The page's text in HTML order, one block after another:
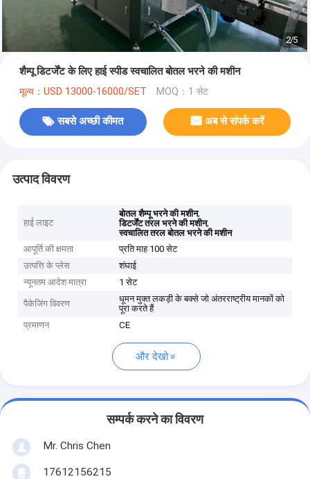
2/5
शैम्पू डिटर्जेंट के लिए हाई स्पीड स्वचालित बोतल भरने की मशीन
मूल्य：USD 13000-16000/SET MOQ：1 सेट
सबसे अच्छी कीमत अब से संपर्क करें
उत्पाद विवरण
हाई लाइट
बोतल शैम्पू भरने की मशीन,
डिटर्जेंट तरल भरने की मशीन,
स्वचालित तरल बोतल भरने की मशीन
आपूर्ति की क्षमता
प्रति माह 100 सेट
उत्पत्ति के प्लेस
शंघाई
न्यूनतम आदेश मात्रा
1 सेट
पैकेजिंग विवरण
धूमन मुक्त लकड़ी के बक्से जो अंतरराष्ट्रीय मानकों को
पूरा करते हैं
प्रमाणन
CE
और देखो
सम्पर्क करने का विवरण
Mr. Chris Chen
17612156215